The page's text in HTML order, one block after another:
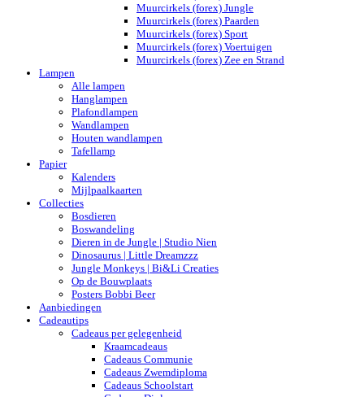
Muurcirkels (forex) Jungle
Muurcirkels (forex) Paarden
Muurcirkels (forex) Sport
Muurcirkels (forex) Voertuigen
Muurcirkels (forex) Zee en Strand
Lampen
Alle lampen
Hanglampen
Plafondlampen
Wandlampen
Houten wandlampen
Tafellamp
Papier
Kalenders
Mijlpaalkaarten
Collecties
Bosdieren
Boswandeling
Dieren in de Jungle | Studio Nien
Dinosaurus | Little Dreamzzz
Jungle Monkeys | Bi&Li Creaties
Op de Bouwplaats
Posters Bobbi Beer
Aanbiedingen
Cadeautips
Cadeaus per gelegenheid
Kraamcadeaus
Cadeaus Communie
Cadeaus Zwemdiploma
Cadeaus Schoolstart